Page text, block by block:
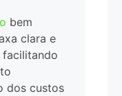
bem
clara e
facilitando
dos custos